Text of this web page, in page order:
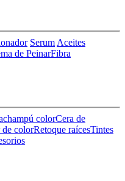
Serum Aceites
de PeinarFibra
champú colorCera de
de colorRetoque raícesTintes